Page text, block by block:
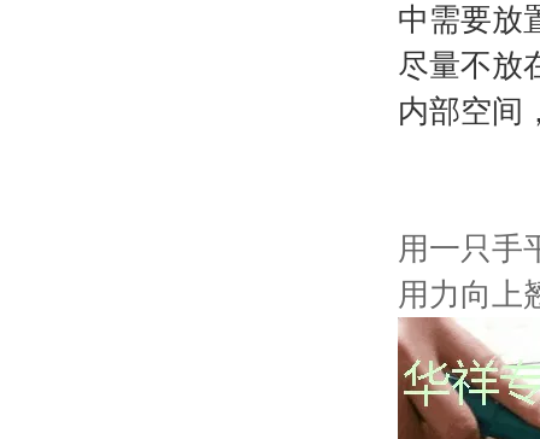
中需要放
尽量不放
内部空间
用一只手
用力向上